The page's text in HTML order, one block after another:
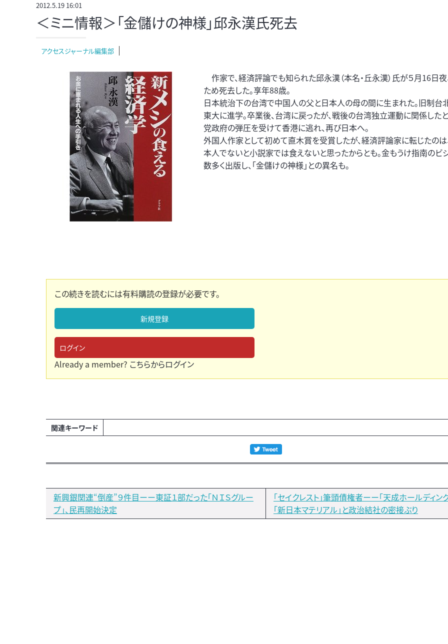
2012.5.19 16:01
＜ミニ情報＞「金儲けの神様」邱永漢氏死去
アクセスジャーナル編集部
作家で、経済評論でも知られた邱永漢（本名・丘永漢）氏が５月16日
ため死去した。享年88歳。
日本統治下の台湾で中国人の父と日本人の母の間に生まれた。旧制台
東大に進学。卒業後、台湾に戻ったが、戦後の台湾独立運動に関係した
党政府の弾圧を受けて香港に逃れ、再び日本へ。
外国人作家として初めて直木賞を受賞したが、経済評論家に転じたのは
本人でないと小説家では食えないと思ったからとも。金もうけ指南のビ
数多く出版し、「金儲けの神様」との異名も。
この続きを読むには有料購読の登録が必要です。
新規登録
ログイン
Already a member? こちらからログイン
関連キーワード
新興銀関連“倒産”９件目ーー東証１部だった「ＮＩＳグルー
プ」、民再開始決定
「セイクレスト」筆頭債権者ーー「天成ホールディン
「新日本マテリアル」と政治結社の密接ぶり